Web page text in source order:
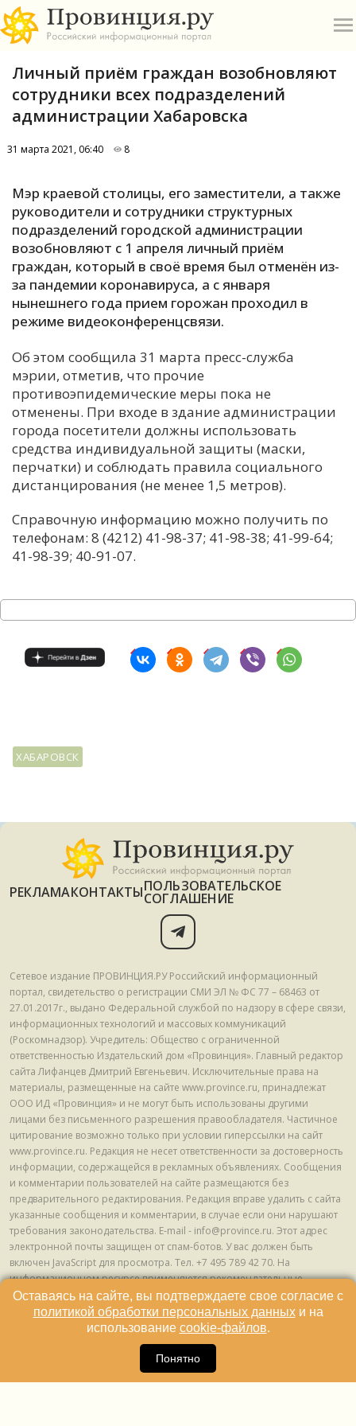
А
Б
В
Е
И
К
М
Н
П
Т
У
Личный приём граждан возобновляют
сотрудники всех подразделений
администрации Хабаровска
31 марта 2021, 06:40 8
Мэр краевой столицы, его заместители, а также
руководители и сотрудники структурных
подразделений городской администрации
возобновляют с 1 апреля личный приём
граждан, который в своё время был отменён из-
за пандемии коронавируса, а с января
нынешнего года прием горожан проходил в
режиме видеоконференцсвязи.
Об этом сообщила 31 марта пресс-служба
мэрии, отметив, что прочие
противоэпидемические меры пока не
отменены. При входе в здание администрации
города посетители должны использовать
средства индивидуальной защиты (маски,
перчатки) и соблюдать правила социального
дистанцирования (не менее 1,5 метров).
Справочную информацию можно получить по
телефонам: 8 (4212) 41-98-37; 41-98-38; 41-99-64;
41-98-39; 40-91-07.
ХАБАРОВСК
РЕКЛАМАКОНТАКТЫПОЛЬЗОВАТЕЛЬСКОЕ
СОГЛАШЕНИЕ
Сетевое издание ПРОВИНЦИЯ.РУ Российский информационный
портал, свидетельство о регистрации СМИ ЭЛ № ФС 77 – 68463 от
27.01.2017г., выдано Федеральной службой по надзору в сфере связи,
информационных технологий и массовых коммуникаций
(Роскомнадзор). Учредитель: Общество с ограниченной
ответственностью Издательский дом «Провинция». Главный редактор
сайта Лифанцев Дмитрий Евгеньевич. Исключительные права на
материалы, размещенные на сайте www.province.ru, принадлежат
ООО ИД «Провинция» и не могут быть использованы другими
лицами без письменного разрешения правообладателя. Частичное
цитирование возможно только при условии гиперссылки на сайт
www.province.ru. Редакция не несет ответственности за достоверность
информации, содержащейся в рекламных объявлениях. Сообщения
и комментарии пользователей на сайте размещаются без
предварительного редактирования. Редакция вправе удалить с сайта
указанные сообщения и комментарии, в случае если они нарушают
требования законодательства. E-mail - info@province.ru. Этот адрес
электронной почты защищен от спам-ботов. У вас должен быть
включен JavaScript для просмотра. Tел. +7 495 789 42 70. На
информационном ресурсе применяются рекомендательные
технологии (информационные технологии предоставления
информации на основе сбора, систематизации и анализа сведений,
относящихся к предпочтениям пользователей сети "Интернет",
находящихся на территории Российской Федерации) © ООО ИД
Оставаясь на сайте, вы подтверждаете свое согласие с
политикой обработки персональных данныхи на
использование cookie-файлов.
Понятно